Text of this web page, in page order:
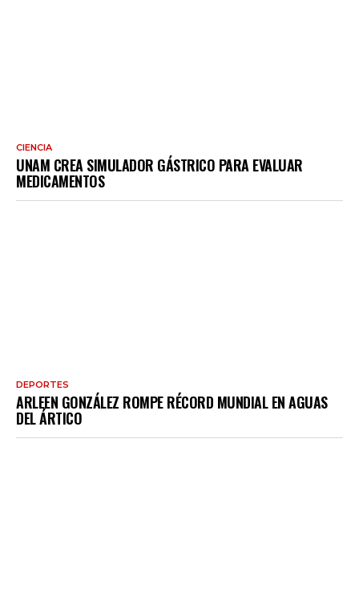
CIENCIA
UNAM CREA SIMULADOR GÁSTRICO PARA EVALUAR
MEDICAMENTOS
DEPORTES
ARLEEN GONZÁLEZ ROMPE RÉCORD MUNDIAL EN AGUAS
DEL ÁRTICO